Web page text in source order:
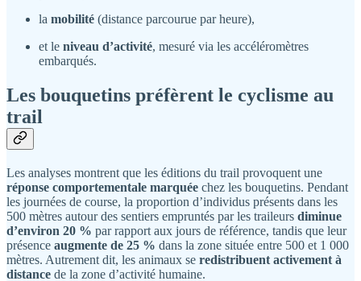
la mobilité (distance parcourue par heure),
et le niveau d’activité, mesuré via les accéléromètres
embarqués.
Les bouquetins préfèrent le cyclisme au
trail
Les analyses montrent que les éditions du trail provoquent une
réponse comportementale marquée chez les bouquetins. Pendant
les journées de course, la proportion d’individus présents dans les
500 mètres autour des sentiers empruntés par les traileurs diminue
d’environ 20 % par rapport aux jours de référence, tandis que leur
présence augmente de 25 % dans la zone située entre 500 et 1 000
mètres. Autrement dit, les animaux se redistribuent activement à
distance de la zone d’activité humaine.